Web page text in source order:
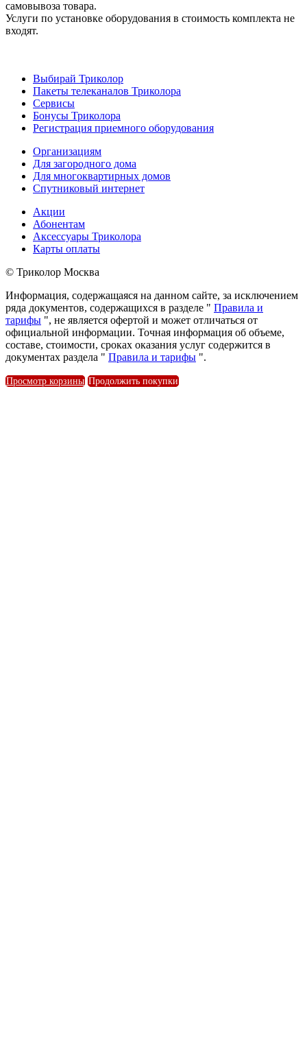
самовывоза товара.
Услуги по установке оборудования в стоимость комплекта не
входят.
Выбирай Триколор
Пакеты телеканалов Триколора
Сервисы
Бонусы Триколора
Регистрация приемного оборудования
Организациям
Для загородного дома
Для многоквартирных домов
Спутниковый интернет
Акции
Абонентам
Аксессуары Триколора
Карты оплаты
© Триколор Москва
Информация, содержащаяся на данном сайте, за исключением
ряда документов, содержащихся в разделе " Правила и
тарифы ", не является офертой и может отличаться от
официальной информации. Точная информация об объеме,
составе, стоимости, сроках оказания услуг содержится в
документах раздела " Правила и тарифы ".
Просмотр корзины Продолжить покупки